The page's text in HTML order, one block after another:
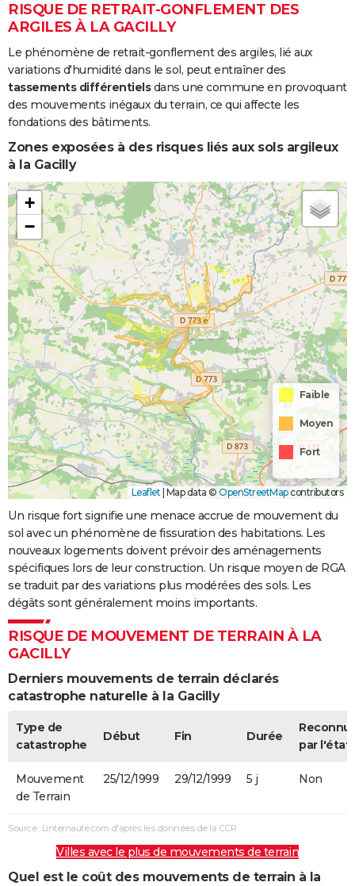
RISQUE DE RETRAIT-GONFLEMENT DES
ARGILES À LA GACILLY
Le phénomène de retrait-gonflement des argiles, lié aux
variations d'humidité dans le sol, peut entraîner des
tassements différentielsdans une commune en provoquant
des mouvements inégaux du terrain, ce qui affecte les
fondations des bâtiments.
Zones exposées à des risques liés aux sols argileux
à la Gacilly
+
−
Faible
Moyen
Fort
Leaflet Map data ©OpenStreetMapcontributors
Un risque fort signifie une menace accrue de mouvement du
sol avec un phénomène de fissuration des habitations. Les
nouveaux logements doivent prévoir des aménagements
spécifiques lors de leur construction. Un risque moyen de RGA
se traduit par des variations plus modérées des sols. Les
dégâts sont généralement moins importants.
RISQUE DE MOUVEMENT DE TERRAIN À LA
GACILLY
Derniers mouvements de terrain déclarés
catastrophe naturelle à la Gacilly
Type de
catastrophe
Début Fin Durée
par l'état
Mouvement
de Terrain
25/12/1999 29/12/1999 5 j Non
Source : Linternaute.com d'après les données de la CCR
Villes avec le plus de mouvements de terrain
Quel est le coût des mouvements de terrain à la